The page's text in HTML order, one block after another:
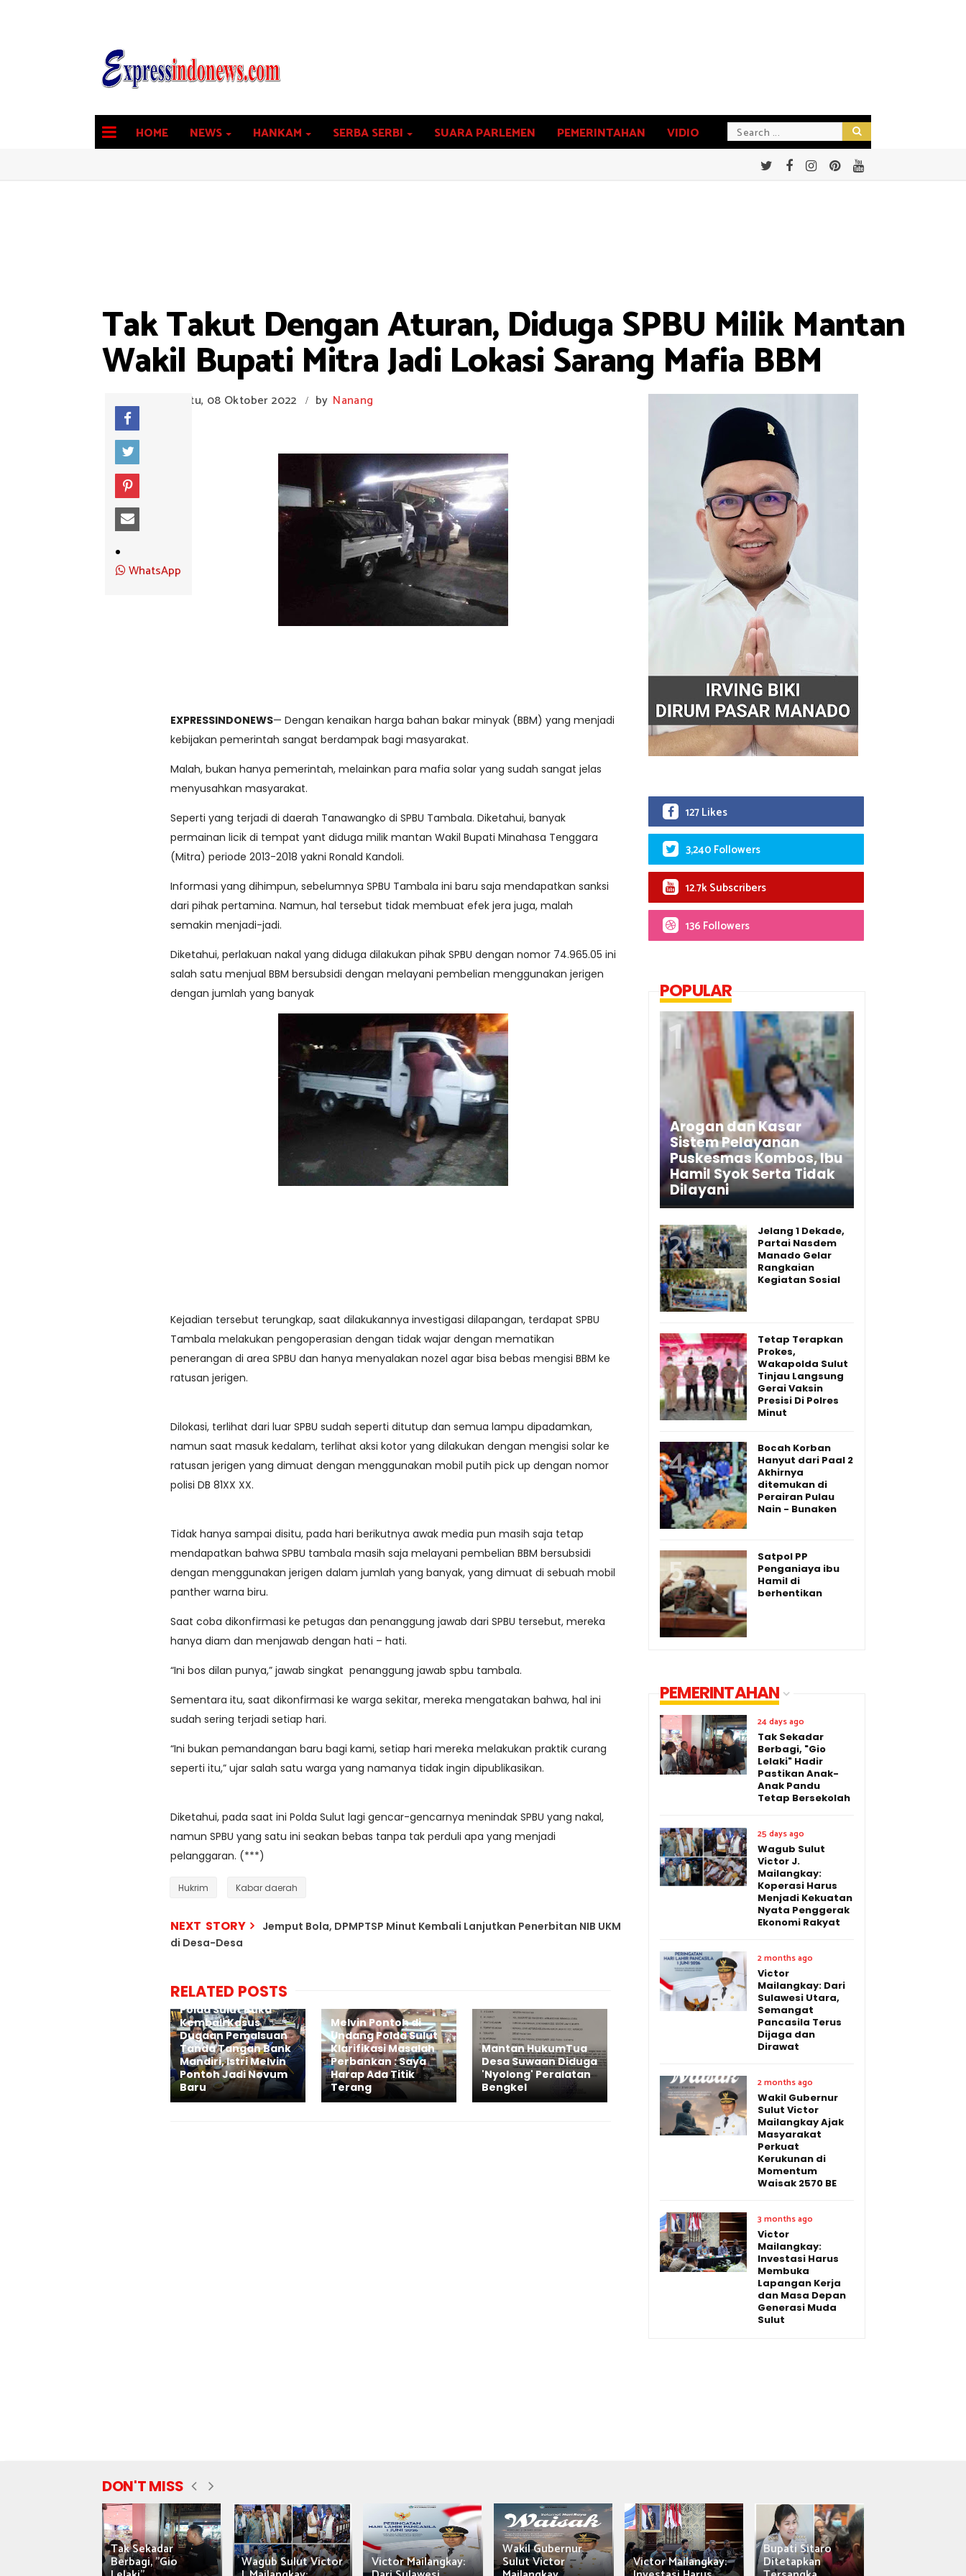
HOME NEWS HANKAM SERBA SERBI SUARA PARLEMEN PEMERINTAHAN VIDIO
Tak Takut Dengan Aturan, Diduga SPBU Milik Mantan
Wakil Bupati Mitra Jadi Lokasi Sarang Mafia BBM
Sabtu, 08 Oktober 2022 / by Nanang
WhatsApp
EXPRESSINDONEWS— Dengan kenaikan harga bahan bakar minyak (BBM) yang menjadi
kebijakan pemerintah sangat berdampak bagi masyarakat.
Malah, bukan hanya pemerintah, melainkan para mafia solar yang sudah sangat jelas
menyusahkan masyarakat.
Seperti yang terjadi di daerah Tanawangko di SPBU Tambala. Diketahui, banyak
permainan licik di tempat yant diduga milik mantan Wakil Bupati Minahasa Tenggara
(Mitra) periode 2013-2018 yakni Ronald Kandoli.
Informasi yang dihimpun, sebelumnya SPBU Tambala ini baru saja mendapatkan sanksi
dari pihak pertamina. Namun, hal tersebut tidak membuat efek jera juga, malah
semakin menjadi-jadi.
Diketahui, perlakuan nakal yang diduga dilakukan pihak SPBU dengan nomor 74.965.05 ini
salah satu menjual BBM bersubsidi dengan melayani pembelian menggunakan jerigen
dengan jumlah yang banyak
Kejadian tersebut terungkap, saat dilakukannya investigasi dilapangan, terdapat SPBU
Tambala melakukan pengoperasian dengan tidak wajar dengan mematikan
penerangan di area SPBU dan hanya menyalakan nozel agar bisa bebas mengisi BBM ke
ratusan jerigen.
Dilokasi, terlihat dari luar SPBU sudah seperti ditutup dan semua lampu dipadamkan,
namun saat masuk kedalam, terlihat aksi kotor yang dilakukan dengan mengisi solar ke
ratusan jerigen yang dimuat dengan menggunakan mobil putih pick up dengan nomor
polisi DB 81XX XX.
Tidak hanya sampai disitu, pada hari berikutnya awak media pun masih saja tetap
mendapatkan bahwa SPBU tambala masih saja melayani pembelian BBM bersubsidi
dengan menggunakan jerigen dalam jumlah yang banyak, yang dimuat di sebuah mobil
panther warna biru.
Saat coba dikonfirmasi ke petugas dan penanggung jawab dari SPBU tersebut, mereka
hanya diam dan menjawab dengan hati – hati.
“Ini bos dilan punya,” jawab singkat penanggung jawab spbu tambala.
Sementara itu, saat dikonfirmasi ke warga sekitar, mereka mengatakan bahwa, hal ini
sudah sering terjadi setiap hari.
“Ini bukan pemandangan baru bagi kami, setiap hari mereka melakukan praktik curang
seperti itu,” ujar salah satu warga yang namanya tidak ingin dipublikasikan.
Diketahui, pada saat ini Polda Sulut lagi gencar-gencarnya menindak SPBU yang nakal,
namun SPBU yang satu ini seakan bebas tanpa tak perduli apa yang menjadi
pelanggaran. (***)
Hukrim Kabar daerah
NEXT STORY
Jemput Bola, DPMPTSP Minut Kembali Lanjutkan Penerbitan NIB UKM
di Desa-Desa
RELATED POSTS
Polda Sulut Buka
Kembali Kasus
Dugaan Pemalsuan
Tanda Tangan Bank
Mandiri, Istri Melvin
Pontoh Jadi Novum
Baru
Melvin Pontoh di
Undang Polda Sulut
Klarifikasi Masalah
Perbankan : Saya
Harap Ada Titik
Terang
Mantan HukumTua
Desa Suwaan Diduga
'Nyolong' Peralatan
Bengkel
127 Likes
3,240 Followers
12.7k Subscribers
136 Followers
POPULAR
Arogan dan Kasar
Sistem Pelayanan
Puskesmas Kombos, Ibu
Hamil Syok Serta Tidak
Dilayani
Jelang 1 Dekade,
Partai Nasdem
Manado Gelar
Rangkaian
Kegiatan Sosial
Tetap Terapkan
Prokes,
Wakapolda Sulut
Tinjau Langsung
Gerai Vaksin
Presisi Di Polres
Minut
Bocah Korban
Hanyut dari Paal 2
Akhirnya
ditemukan di
Perairan Pulau
Nain - Bunaken
Satpol PP
Penganiaya ibu
Hamil di
berhentikan
PEMERINTAHAN
24 days ago
Tak Sekadar
Berbagi, "Gio
Lelaki" Hadir
Pastikan Anak-
Anak Pandu
Tetap Bersekolah
25 days ago
Wagub Sulut
Victor J.
Mailangkay:
Koperasi Harus
Menjadi Kekuatan
Nyata Penggerak
Ekonomi Rakyat
2 months ago
Victor
Mailangkay: Dari
Sulawesi Utara,
Semangat
Pancasila Terus
Dijaga dan
Dirawat
2 months ago
Wakil Gubernur
Sulut Victor
Mailangkay Ajak
Masyarakat
Perkuat
Kerukunan di
Momentum
Waisak 2570 BE
3 months ago
Victor
Mailangkay:
Investasi Harus
Membuka
Lapangan Kerja
dan Masa Depan
Generasi Muda
Sulut
DON'T MISS
Tak Sekadar
Berbagi, "Gio Wagub Sulut Victor Victor Mailangkay:
Wakil Gubernur
Sulut Victor Victor Mailangkay:
Bupati Sitaro
Ditetapkan